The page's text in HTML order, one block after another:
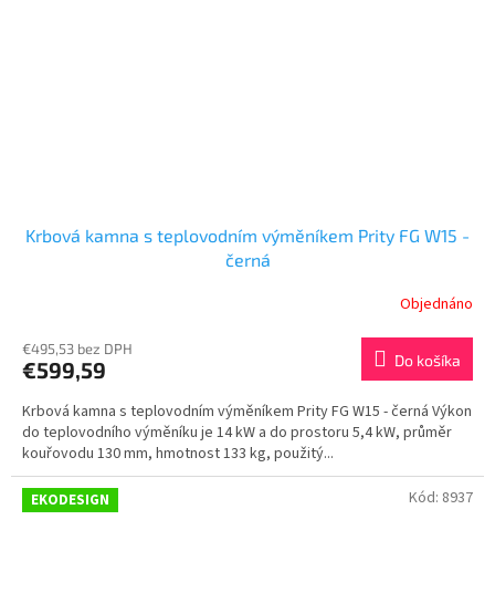
Krbová kamna s teplovodním výměníkem Prity FG W15 -
černá
Objednáno
€495,53 bez DPH
€599,59 Do košíka
Krbová kamna s teplovodním výměníkem Prity FG W15 - černá Výkon
do teplovodního výměníku je 14 kW a do prostoru 5,4 kW, průměr
kouřovodu 130 mm, hmotnost 133 kg, použitý...
EKODESIGN Kód: 8937